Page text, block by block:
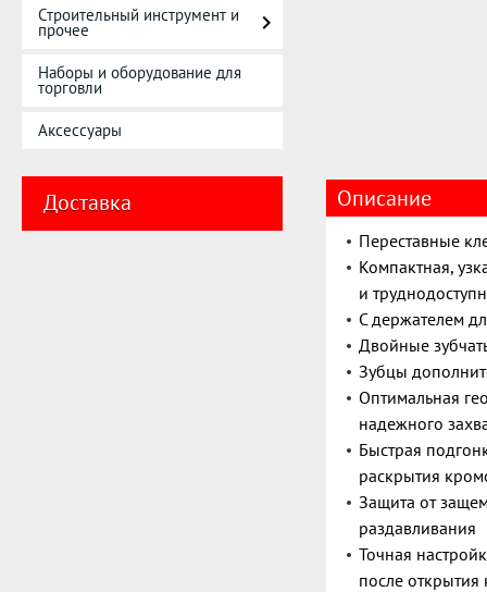
Строительный инструмент и
прочее
Наборы и оборудование для
торговли
Аксессуары
Доставка Описание
Переставные
Компактная,
и
С держателем
Двойные
Зубцы
Оптимальная
надежного
Быстрая
раскрытия
Защита от
раздавливания
Точная
после